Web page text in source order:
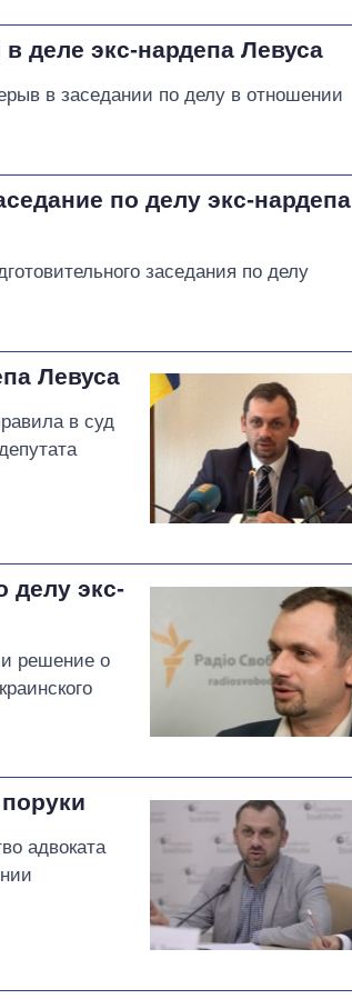
деле экс-нардепа Левуса
в заседании по делу в отношении
по делу экс-нардепа
заседания по делу
Левуса
в суд
делу экс-
решение о
адвоката